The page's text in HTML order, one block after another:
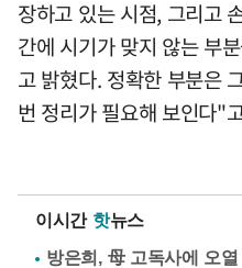
장하고 있는 시점, 그리고
간에 시기가 맞지 않는 부
고 밝혔다. 정확한 부분은
번 정리가 필요해 보인다"
이시간 핫뉴스
방은희, 母 고독사에 오